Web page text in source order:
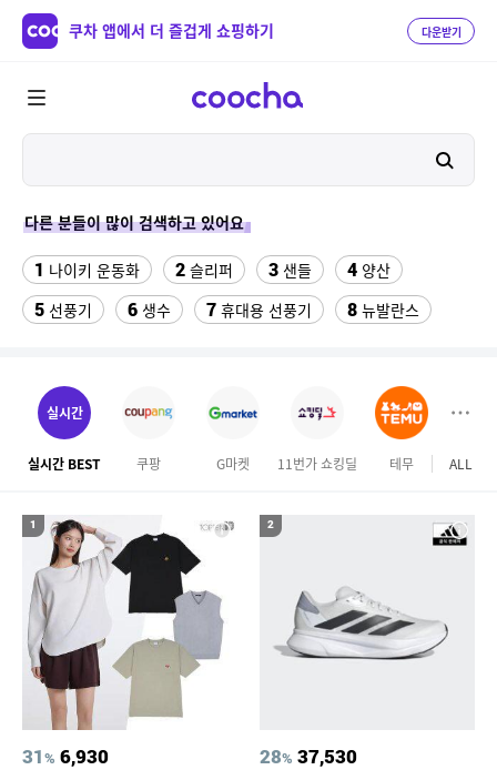
쿠차 앱에서 더 즐겁게 쇼핑하기 다운받기
다른 분들이 많이 검색하고 있어요
1 나이키 운동화 2 슬리퍼 3 샌들 4 양산
5 선풍기 6 생수 7 휴대용 선풍기 8 뉴발란스
12 rnrn 러닝조끼 구혜선
15 속초 체스터톤스 17 메가커피
18 무대의상 19 20 블루원 ALL
실시간
실시간 BEST 쿠팡 G마켓 11번가 쇼킹딜 테무
1
31% 6,930
2
28% 37,530